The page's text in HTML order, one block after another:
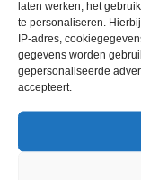
laten werken, het
te personaliseren.
IP-adres,
gegevens worden
gepersonaliseerde
accepteert.